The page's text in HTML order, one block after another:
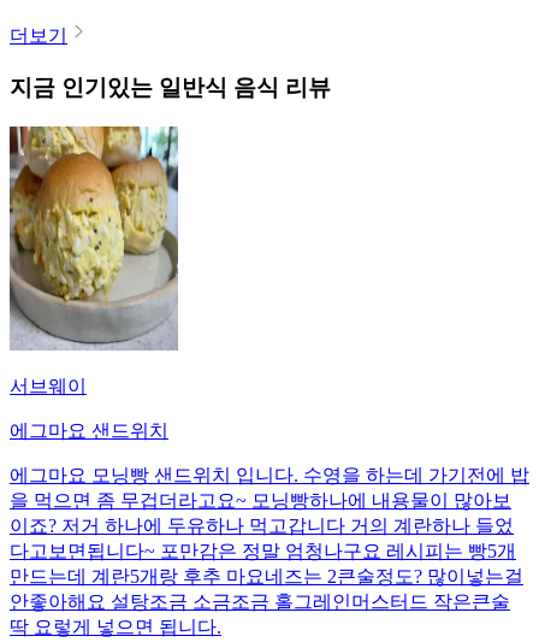
더보기
지금 인기있는 일반식 음식 리뷰
서브웨이
에그마요 샌드위치
에그마요 모닝빵 샌드위치 입니다. 수영을 하는데 가기전에 밥
을 먹으면 좀 무겁더라고요~ 모닝빵하나에 내용물이 많아보
이죠? 저거 하나에 두유하나 먹고갑니다 거의 계란하나 들었
다고보면됩니다~ 포만감은 정말 엄청나구요 레시피는 빵5개
만드는데 계란5개랑 후추 마요네즈는 2큰술정도? 많이넣는걸
안좋아해요 설탕조금 소금조금 홀그레인머스터드 작은큰술
딱 요렇게 넣으면 됩니다.